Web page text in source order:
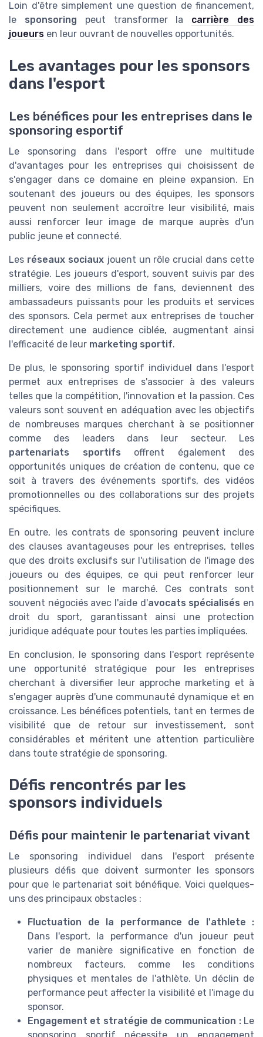
Loin d'être simplement une question de financement,
le sponsoring peut transformer la carrière des
joueurs en leur ouvrant de nouvelles opportunités.
Les avantages pour les sponsors
dans l'esport
Les bénéfices pour les entreprises dans le
sponsoring esportif
Le sponsoring dans l'esport offre une multitude
d'avantages pour les entreprises qui choisissent de
s'engager dans ce domaine en pleine expansion. En
soutenant des joueurs ou des équipes, les sponsors
peuvent non seulement accroître leur visibilité, mais
aussi renforcer leur image de marque auprès d'un
public jeune et connecté.
Les réseaux sociauxjouent un rôle crucial dans cette
stratégie. Les joueurs d'esport, souvent suivis par des
milliers, voire des millions de fans, deviennent des
ambassadeurs puissants pour les produits et services
des sponsors. Cela permet aux entreprises de toucher
directement une audience ciblée, augmentant ainsi
l'efficacité de leur marketing sportif.
De plus, le sponsoring sportif individuel dans l'esport
permet aux entreprises de s'associer à des valeurs
telles que la compétition, l'innovation et la passion. Ces
valeurs sont souvent en adéquation avec les objectifs
de nombreuses marques cherchant à se positionner
comme des leaders dans leur secteur. Les
partenariats sportifs offrent également des
opportunités uniques de création de contenu, que ce
soit à travers des événements sportifs, des vidéos
promotionnelles ou des collaborations sur des projets
spécifiques.
En outre, les contrats de sponsoring peuvent inclure
des clauses avantageuses pour les entreprises, telles
que des droits exclusifs sur l'utilisation de l'image des
joueurs ou des équipes, ce qui peut renforcer leur
positionnement sur le marché. Ces contrats sont
souvent négociés avec l'aide d'avocats spécialisés en
droit du sport, garantissant ainsi une protection
juridique adéquate pour toutes les parties impliquées.
En conclusion, le sponsoring dans l'esport représente
une opportunité stratégique pour les entreprises
cherchant à diversifier leur approche marketing et à
s'engager auprès d'une communauté dynamique et en
croissance. Les bénéfices potentiels, tant en termes de
visibilité que de retour sur investissement, sont
considérables et méritent une attention particulière
dans toute stratégie de sponsoring.
Défis rencontrés par les
sponsors individuels
Défis pour maintenir le partenariat vivant
Le sponsoring individuel dans l'esport présente
plusieurs défis que doivent surmonter les sponsors
pour que le partenariat soit bénéfique. Voici quelques-
uns des principaux obstacles :
Fluctuation de la performance de l'athlete :
Dans l'esport, la performance d'un joueur peut
varier de manière significative en fonction de
nombreux facteurs, comme les conditions
physiques et mentales de l'athlète. Un déclin de
performance peut affecter la visibilité et l'image du
sponsor.
Engagement et stratégie de communication :Le